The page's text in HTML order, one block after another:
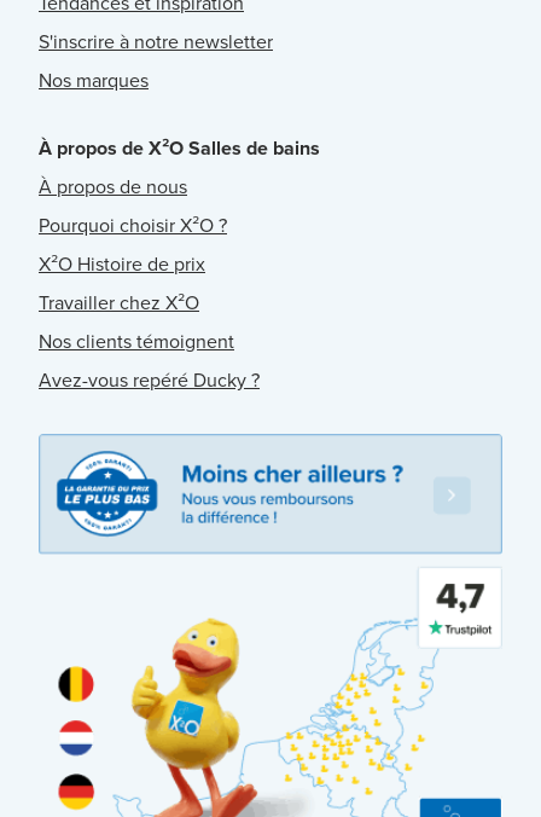
S'inscrire à notre newsletter
Nos marques
À propos de X²O Salles de bains
À propos de nous
Pourquoi choisir X²O ?
X²O Histoire de prix
Travailler chez X²O
Nos clients témoignent
Avez-vous repéré Ducky ?